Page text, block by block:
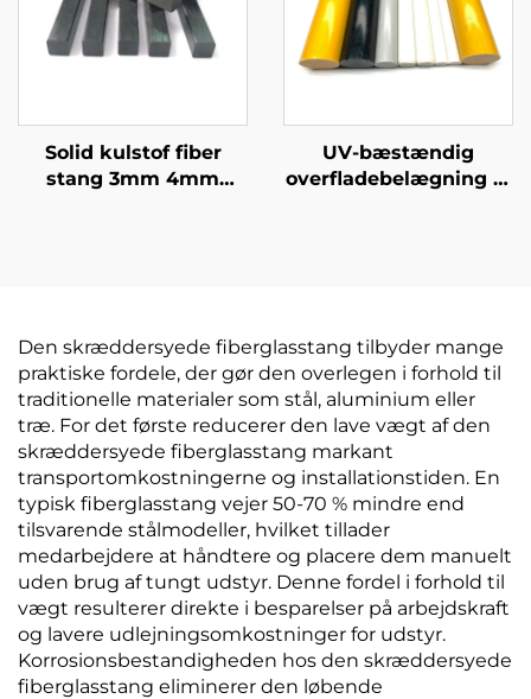
Solid kulstof fiber
stang 3mm 4mm
UV-bæstændig
overfladebelægning af
Den skræddersyede fiberglasstang tilbyder mange
praktiske fordele, der gør den overlegen i forhold til
traditionelle materialer som stål, aluminium eller
træ. For det første reducerer den lave vægt af den
skræddersyede fiberglasstang markant
transportomkostningerne og installationstiden. En
typisk fiberglasstang vejer 50-70 % mindre end
tilsvarende stålmodeller, hvilket tillader
medarbejdere at håndtere og placere dem manuelt
uden brug af tungt udstyr. Denne fordel i forhold til
vægt resulterer direkte i besparelser på arbejdskraft
og lavere udlejningsomkostninger for udstyr.
Korrosionsbestandigheden hos den skræddersyede
fiberglasstang eliminerer den løbende